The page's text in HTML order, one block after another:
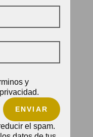
y
ENVIAR
el spam.